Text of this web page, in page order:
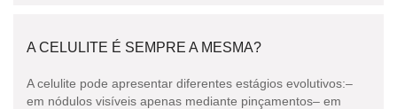
A CELULITE É SEMPRE A MESMA?
A celulite pode apresentar diferentes estágios evolutivos:–
em nódulos visíveis apenas mediante pinçamentos– em